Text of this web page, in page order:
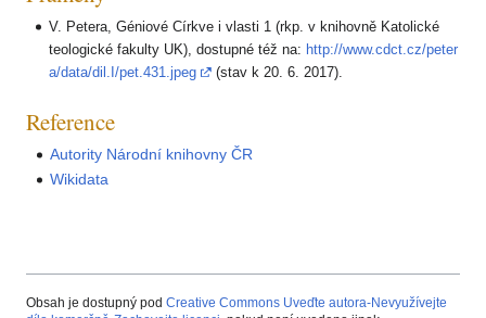
V. Petera, Géniové Církve i vlasti 1 (rkp. v knihovně Katolické
teologické fakulty UK), dostupné též na: http://www.cdct.cz/peter
a/data/dil.I/pet.431.jpeg
(stav k 20. 6. 2017).
Reference
Autority Národní knihovny ČR
Wikidata
Obsah je dostupný pod Creative Commons Uveďte autora-Nevyužívejte